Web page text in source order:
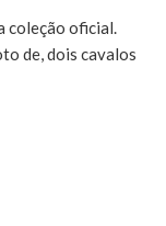
coleção oficial.
de, dois cavalos